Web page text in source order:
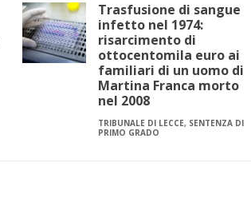
Trasfusione di sangue
infetto nel 1974:
risarcimento di
ottocentomila euro ai
familiari di un uomo di
Martina Franca morto
nel 2008
TRIBUNALE DI LECCE, SENTENZA DI
PRIMO GRADO